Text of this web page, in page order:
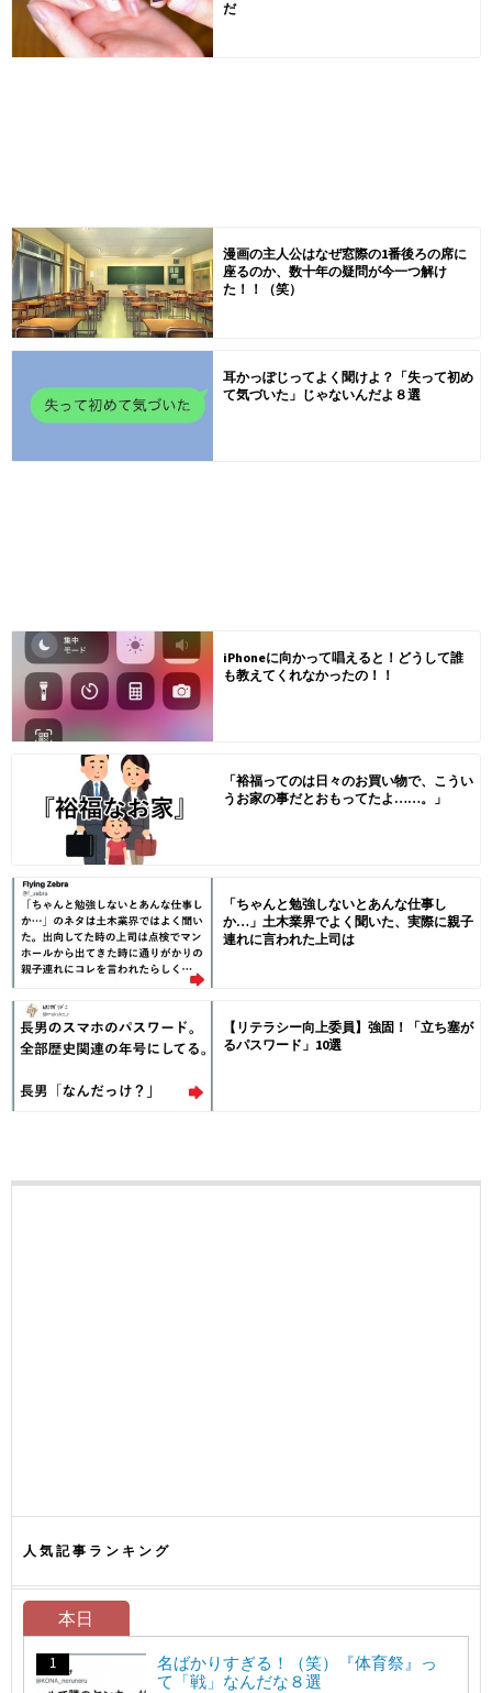
だ
漫画の主人公はなぜ窓際の1番後ろの席に
座るのか、数十年の疑問が今一つ解け
た！！（笑）
耳かっぽじってよく聞けよ？「失って初め
て気づいた」じゃないんだよ８選
iPhoneに向かって唱えると！どうして誰
も教えてくれなかったの！！
「裕福ってのは日々のお買い物で、こうい
うお家の事だとおもってたよ……。」
「ちゃんと勉強しないとあんな仕事し
か…」土木業界でよく聞いた、実際に親子
連れに言われた上司は
【リテラシー向上委員】強固！「立ち塞が
るパスワード」10選
人気記事ランキング
本日
名ばかりすぎる！（笑）『体育祭』っ
て「戦」なんだな８選